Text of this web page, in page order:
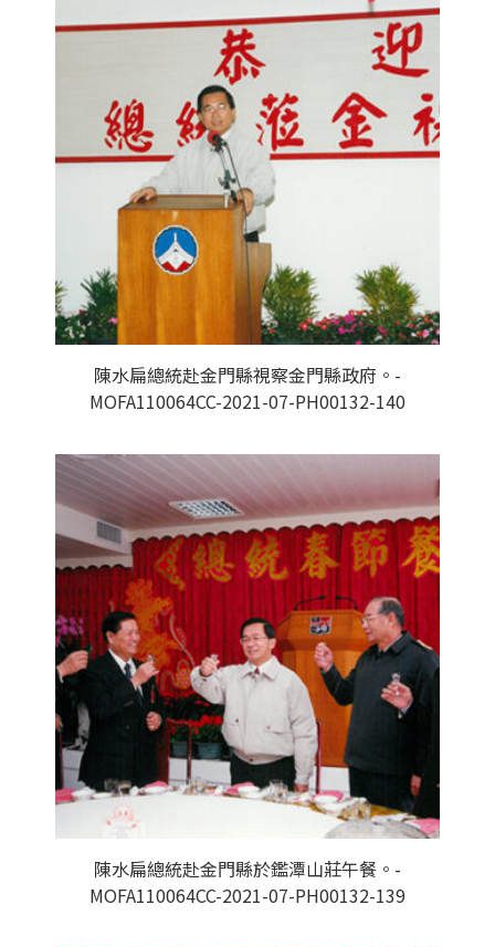
陳水扁總統赴金門縣視察金門縣政府。-
MOFA110064CC-2021-07-PH00132-140
陳水扁總統赴金門縣於鑑潭山莊午餐。-
MOFA110064CC-2021-07-PH00132-139